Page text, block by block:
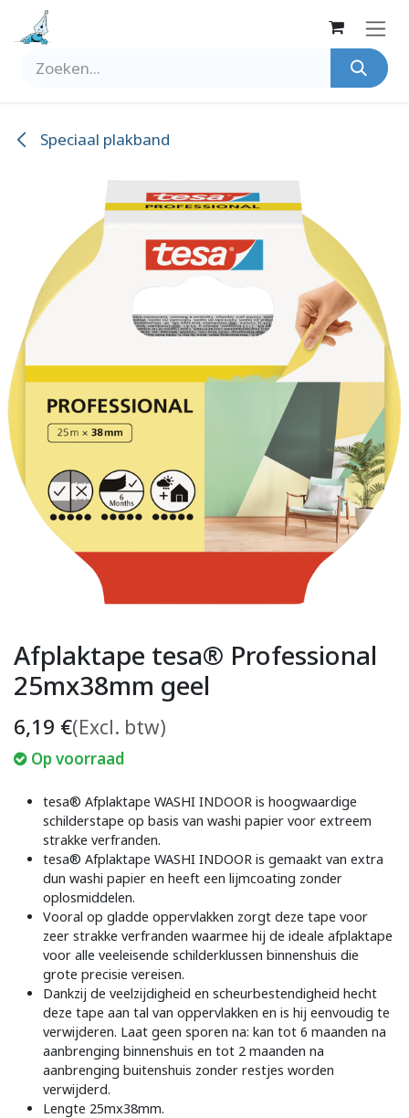
Overslaan naar inhoud
Speciaal plakband
Afplaktape tesa® Professional
25mx38mm geel
6,19 €(Excl. btw)
Op voorraad
tesa® Afplaktape WASHI INDOOR is hoogwaardige
schilderstape op basis van washi papier voor extreem
strakke verfranden.
tesa® Afplaktape WASHI INDOOR is gemaakt van extra
dun washi papier en heeft een lijmcoating zonder
oplosmiddelen.
Vooral op gladde oppervlakken zorgt deze tape voor
zeer strakke verfranden waarmee hij de ideale afplaktape
voor alle veeleisende schilderklussen binnenshuis die
grote precisie vereisen.
Dankzij de veelzijdigheid en scheurbestendigheid hecht
deze tape aan tal van oppervlakken en is hij eenvoudig te
verwijderen. Laat geen sporen na: kan tot 6 maanden na
aanbrenging binnenshuis en tot 2 maanden na
aanbrenging buitenshuis zonder restjes worden
verwijderd.
Lengte 25mx38mm.